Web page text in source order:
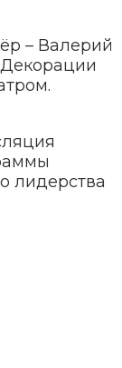
– Валерий
лидерства